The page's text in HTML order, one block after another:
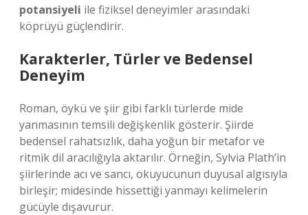
potansiyeli ile fiziksel deneyimler arasındaki
köprüyü güçlendirir.
Karakterler, Türler ve Bedensel
Deneyim
Roman, öykü ve şiir gibi farklı türlerde mide
yanmasının temsili değişkenlik gösterir. Şiirde
bedensel rahatsızlık, daha yoğun bir metafor ve
ritmik dil aracılığıyla aktarılır. Örneğin, Sylvia Plath’in
şiirlerinde acı ve sancı, okuyucunun duyusal algısıyla
birleşir; midesinde hissettiği yanmayı kelimelerin
gücüyle dışavurur.